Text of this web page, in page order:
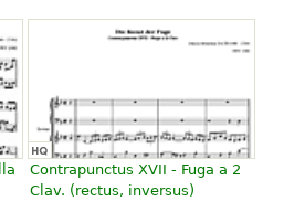
Contrapunctus XVII - Fuga a 2
Clav. (rectus, inversus)